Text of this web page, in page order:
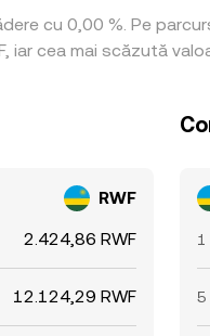
cu 0,00 %. Pe
cea mai scăzută
RWF
2.424,86 RWF
12.124,29 RWF
1
5